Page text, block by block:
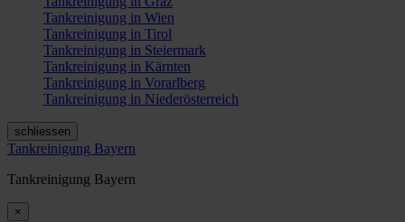
Tankreinigung in Wien
Tankreinigung in Tirol
Tankreinigung in Steiermark
Tankreinigung in Kärnten
Tankreinigung in Vorarlberg
Tankreinigung in Niederösterreich
schliessen
Tankreinigung Bayern
Tankreinigung Bayern
×